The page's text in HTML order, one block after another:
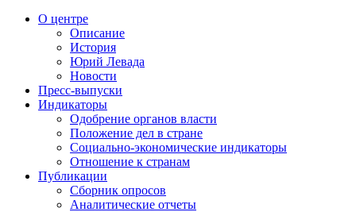
О центре
Описание
История
Юрий Левада
Новости
Пресс-выпуски
Индикаторы
Одобрение органов власти
Положение дел в стране
Социально-экономические индикаторы
Отношение к странам
Публикации
Сборник опросов
Аналитические отчеты